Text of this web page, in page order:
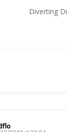
Diverting